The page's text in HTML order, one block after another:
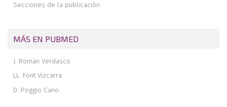
Secciones de la publicación
MÁS EN PUBMED
J. Román Verdasco
LL. Font Vizcarra
D. Poggio Cano